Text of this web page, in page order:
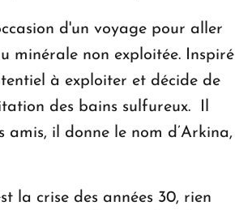
d'un voyage pour aller
minérale non exploitée. Inspiré
à exploiter et décide de
des bains sulfureux. Il
amis, il donne le nom d’Arkina,
la crise des années 30, rien